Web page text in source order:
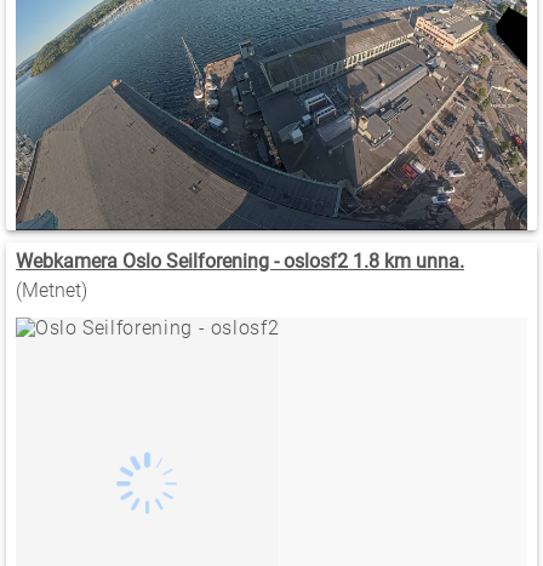
Webkamera Oslo Seilforening - oslosf2 1.8 km unna.
(Metnet)